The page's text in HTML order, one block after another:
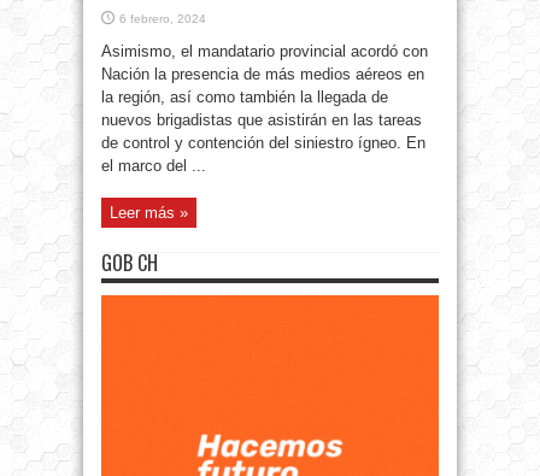
6 febrero, 2024
Asimismo, el mandatario provincial acordó con
Nación la presencia de más medios aéreos en
la región, así como también la llegada de
nuevos brigadistas que asistirán en las tareas
de control y contención del siniestro ígneo. En
el marco del ...
Leer más »
GOB CH